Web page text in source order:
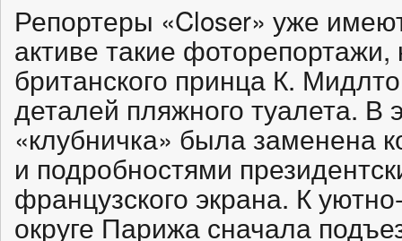
Репортеры «Closer» уже
активе такие фоторепортажи,
британского принца К.
деталей пляжного туалета. В
«клубничка» была заменена
и подробностями
французского экрана. К
округе Парижа сначала